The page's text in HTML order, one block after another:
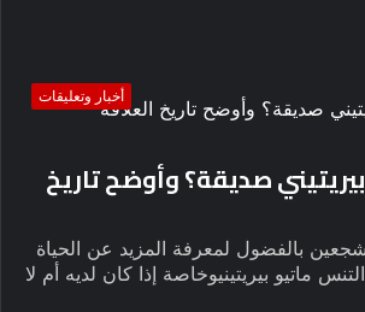
أخبار وتعليقات
صديقة؟ وأوضح تاريخ
بالفضول لمعرفة المزيد عن الحياة
ماتيو بيريتينيوخاصة إذا كان لديه أم لا